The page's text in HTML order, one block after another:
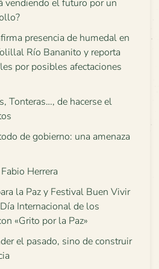
vendiendo el futuro por un
presencia de humedal en
Río Bananito y reporta
por posibles afectaciones
Tonteras…, de hacerse el
de gobierno: una amenaza
Herrera
la Paz y Festival Buen Vivir
Internacional de los
«Grito por la Paz»
el pasado, sino de construir